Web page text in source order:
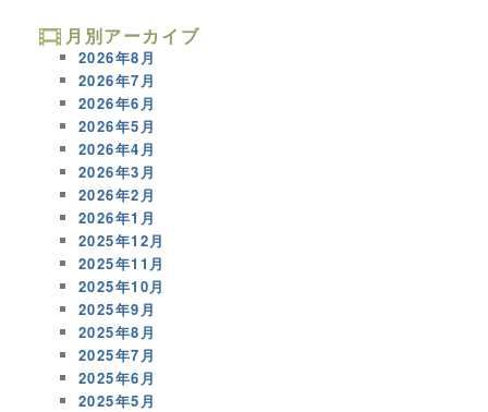
月別アーカイブ
2026年8月
2026年7月
2026年6月
2026年5月
2026年4月
2026年3月
2026年2月
2026年1月
2025年12月
2025年11月
2025年10月
2025年9月
2025年8月
2025年7月
2025年6月
2025年5月